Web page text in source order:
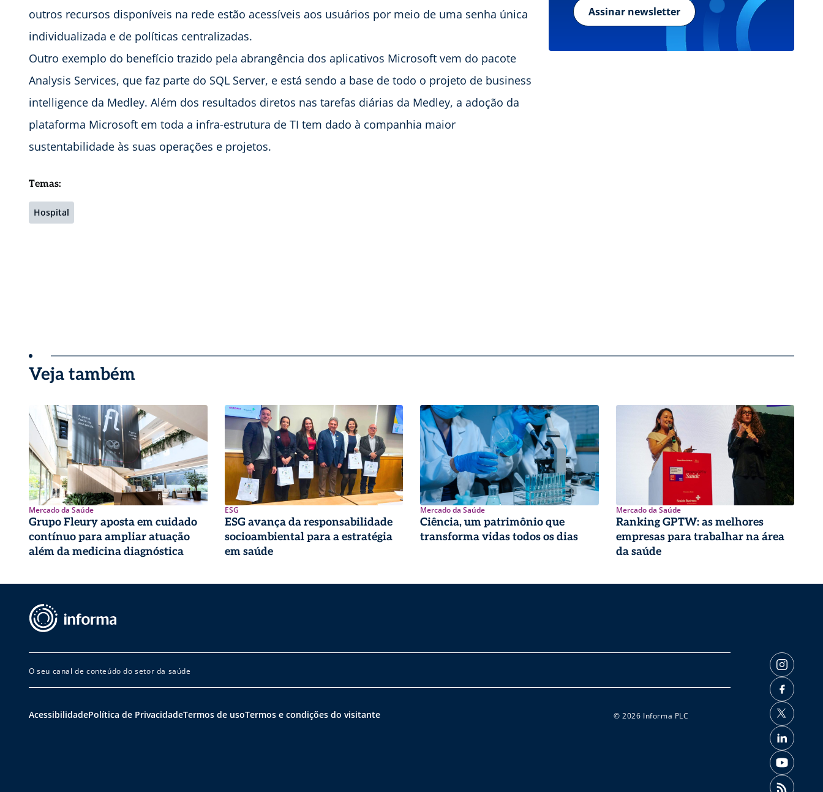
outros recursos disponíveis na rede estão acessíveis aos usuários por meio de uma senha única
individualizada e de políticas centralizadas.
Outro exemplo do benefício trazido pela abrangência dos aplicativos Microsoft vem do pacote
Analysis Services, que faz parte do SQL Server, e está sendo a base de todo o projeto de business
intelligence da Medley. Além dos resultados diretos nas tarefas diárias da Medley, a adoção da
plataforma Microsoft em toda a infra-estrutura de TI tem dado à companhia maior
sustentabilidade às suas operações e projetos.
Temas:
Hospital
Assinar newsletter
Veja também
Mercado da Saúde
Grupo Fleury aposta em cuidado
contínuo para ampliar atuação
além da medicina diagnóstica
ESG
ESG avança da responsabilidade
socioambiental para a estratégia
em saúde
Mercado da Saúde
Ciência, um patrimônio que
transforma vidas todos os dias
Mercado da Saúde
Ranking GPTW: as melhores
empresas para trabalhar na área
da saúde
O seu canal de conteúdo do setor da saúde
AcessibilidadePolítica de PrivacidadeTermos de usoTermos e condições do visitante © 2026 Informa PLC